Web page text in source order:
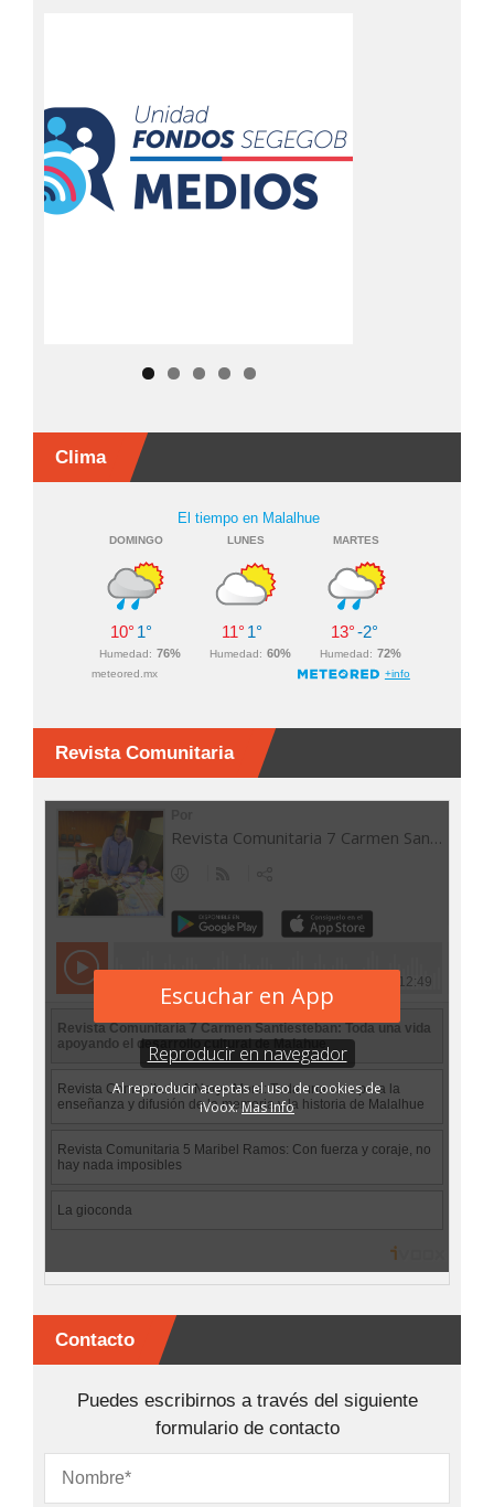
Clima
Revista Comunitaria
Contacto
Puedes escribirnos a través del siguiente
formulario de contacto